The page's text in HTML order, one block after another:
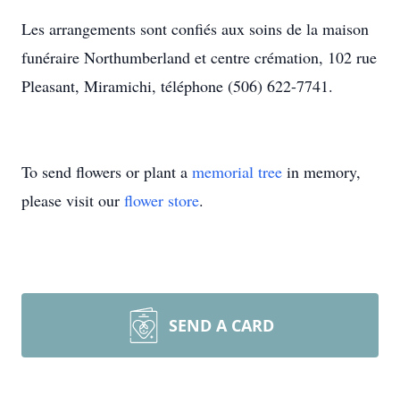
Les arrangements sont confiés aux soins de la maison
funéraire Northumberland et centre crémation, 102 rue
Pleasant, Miramichi, téléphone (506) 622-7741.
To send flowers or plant a memorial tree in memory,
please visit our flower store.
SEND A CARD